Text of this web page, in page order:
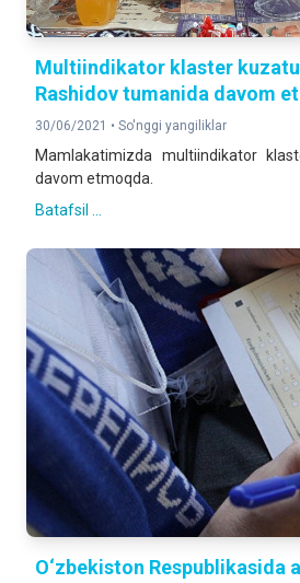
Multiindikator klaster
Rashidov tumanida davom
30/06/2021 • So'nggi yangiliklar
Mamlakatimizda multiindikator
davom etmoqda.
Batafsil ...
O‘zbekiston Respublikasida